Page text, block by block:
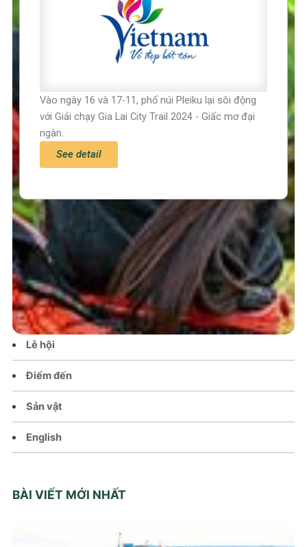
Trang chủ
Tin tức – Sự kiện
Chính sách
Văn hoá – Đời sống
Lễ hội
Điểm đến
Sản vật
English
BÀI VIẾT MỚI NHẤT
Vào ngày 16 và 17-11, phố núi Pleiku lại sôi động
với Giải chạy Gia Lai City Trail 2024 - Giấc mơ đại
ngàn.
See detail